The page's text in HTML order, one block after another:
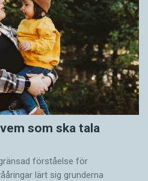
som ska tala
förståelse för
lärt sig grunderna